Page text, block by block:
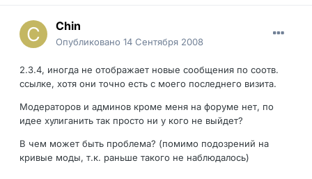
Chin
Опубликовано 14 Сентября 2008
2.3.4, иногда не отображает новые сообщения по соотв.
ссылке, хотя они точно есть с моего последнего визита.
Модераторов и админов кроме меня на форуме нет, по
идее хулиганить так просто ни у кого не выйдет?
В чем может быть проблема? (помимо подозрений на
кривые моды, т.к. раньше такого не наблюдалось)